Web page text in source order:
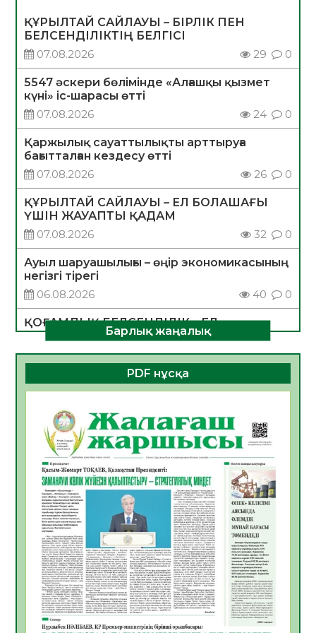
ҚҰРЫЛТАЙ САЙЛАУЫ – БІРЛІК ПЕН
БЕЛСЕНДІЛІКТІҢ БЕЛГІСІ
07.08.2026
29 0
5547 әскери бөлімінде «Алғашқы қызмет
күні» іс-шарасы өтті
07.08.2026
24 0
Қаржылық сауаттылықты арттыруға
бағытталған кездесу өтті
07.08.2026
26 0
ҚҰРЫЛТАЙ САЙЛАУЫ – ЕЛ БОЛАШАҒЫ
ҮШІН ЖАУАПТЫ ҚАДАМ
07.08.2026
32 0
Ауыл шаруашылығы – өңір экономикасының
негізгі тірегі
06.08.2026
40 0
ҚОҒАМДЫҚ БЕЛСЕНДІЛІК – ЕЛ
ДАМУЫНЫҢ НЕГІЗІ
06.08.2026
37 0
ҚҰРЫЛТАЙ САЙЛАУЫ – БОЛАШАҚҚА
06.08.2026
Инфекциялық ауруларға қарсы иммундау
жұмыстарының тиімділігі
06.08.2026
41
Көкжөтел ауруы туралы
06.08.2026
37
АПВ вакцинасы туралы мәлімет
06.08.2026
37
Open Air: Қызылорда облысы полиция
департаменті 20 мыңнан астам
көрерменнің қауіпсіздігін қамтамасыз етті
Барлық жаңалық
PDF нұсқа